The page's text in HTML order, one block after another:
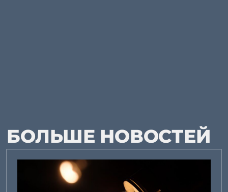
БОЛЬШЕ НОВОСТЕЙ